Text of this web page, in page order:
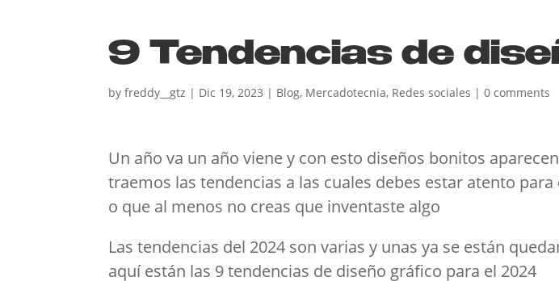
9 Tendencias de
byfreddy__gtz | Dic 19, 2023 | Blog, Mercadotecnia, Redes sociales |0 comments
Un año va un año viene y con esto diseños bonitos
traemos las tendencias a las cuales debes estar atento para
o que al menos no creas que inventaste algo
Las tendencias del 2024 son varias y unas ya se están
aquí están las 9 tendencias de diseño gráfico para el 2024